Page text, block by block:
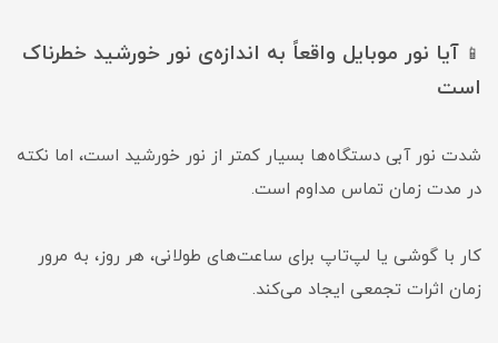
📱 آیا نور موبایل واقعاً به اندازه‌ی نور خورشید خطرناک
است
شدت نور آبی دستگاه‌ها بسیار کمتر از نور خورشید است، اما نکته
در مدت زمان تماس مداوم است.
کار با گوشی یا لپ‌تاپ برای ساعت‌های طولانی، هر روز، به مرور
زمان اثرات تجمعی ایجاد می‌کند.